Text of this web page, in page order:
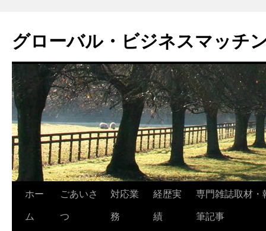
グローバル・ビジネスマッチ
ホー
ム
ごあいさ
つ
対応業
務
経歴実
績
専門雑誌取材・
筆記事